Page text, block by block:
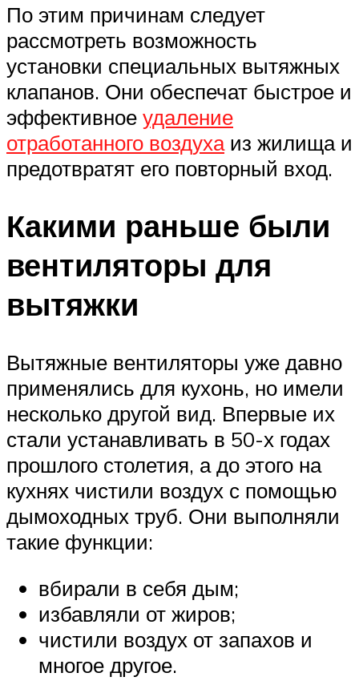
По этим причинам следует
рассмотреть возможность
установки специальных вытяжных
клапанов. Они обеспечат быстрое и
эффективное удаление
отработанного воздухаиз жилища и
предотвратят его повторный вход.
Какими раньше были
вентиляторы для
вытяжки
Вытяжные вентиляторы уже давно
применялись для кухонь, но имели
несколько другой вид. Впервые их
стали устанавливать в 50-х годах
прошлого столетия, а до этого на
кухнях чистили воздух с помощью
дымоходных труб. Они выполняли
такие функции:
вбирали в себя дым;
избавляли от жиров;
чистили воздух от запахов и
многое другое.